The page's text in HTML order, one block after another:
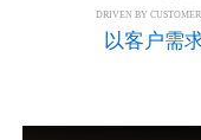
DRIVEN BY
以客户需